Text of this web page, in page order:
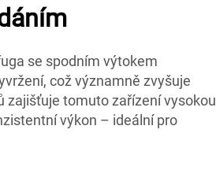
se spodním výtokem
což významně zvyšuje
zajišťuje tomuto zařízení vysokou
výkon – ideální pro